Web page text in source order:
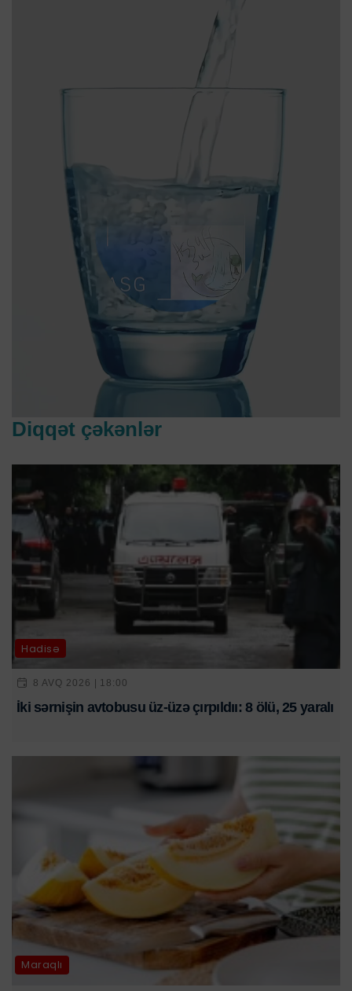
Diqqət çəkənlər
Hadisə
8 AVQ 2026 | 18:00
İki sərnişin avtobusu üz-üzə çırpıldıı: 8 ölü, 25 yaralı
Maraqlı